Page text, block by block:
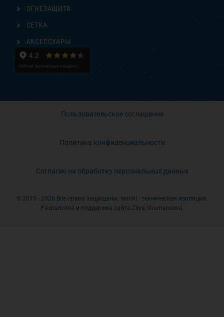
ОГНЕЗАЩИТА
СЕТКА
АКСЕССУАРЫ
Пользовательское соглашение
Политика конфиденциальности
Согласие на обработку персональных данных
© 2015 - 2026 Все права защищены. Isoroll - техническая изоляция.
Разработка и поддержка сайта Zilya Shamanaeva.